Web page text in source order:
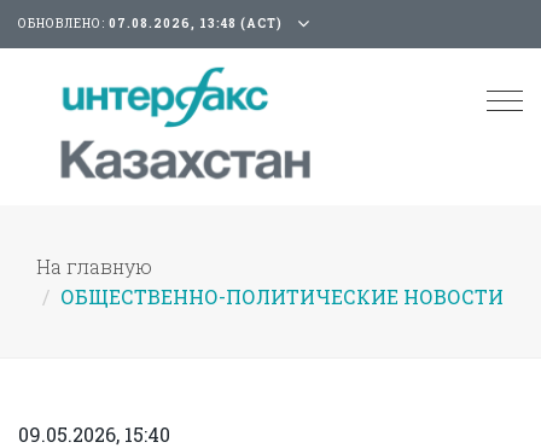
ОБНОВЛЕНО: 07.08.2026, 13:48 (АСТ)
На главную
ОБЩЕСТВЕННО-ПОЛИТИЧЕСКИЕ НОВОСТИ
09.05.2026, 15:40